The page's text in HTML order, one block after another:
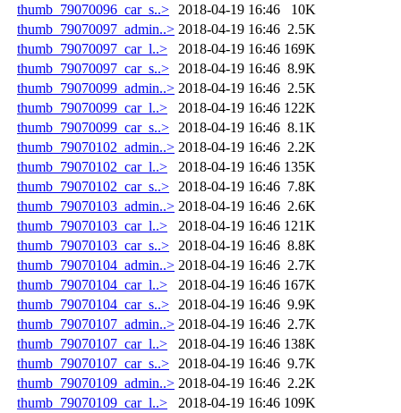
thumb_79070096_car_s..>
2018-04-19 16:46
10K
thumb_79070097_admin..> 2018-04-19 16:46 2.5K
thumb_79070097_car_l..>
2018-04-19 16:46 169K
thumb_79070097_car_s..>
2018-04-19 16:46 8.9K
thumb_79070099_admin..> 2018-04-19 16:46 2.5K
thumb_79070099_car_l..>
2018-04-19 16:46 122K
thumb_79070099_car_s..>
2018-04-19 16:46 8.1K
thumb_79070102_admin..> 2018-04-19 16:46 2.2K
thumb_79070102_car_l..>
2018-04-19 16:46 135K
thumb_79070102_car_s..>
2018-04-19 16:46 7.8K
thumb_79070103_admin..> 2018-04-19 16:46 2.6K
thumb_79070103_car_l..>
2018-04-19 16:46 121K
thumb_79070103_car_s..>
2018-04-19 16:46 8.8K
thumb_79070104_admin..> 2018-04-19 16:46 2.7K
thumb_79070104_car_l..>
2018-04-19 16:46 167K
thumb_79070104_car_s..>
2018-04-19 16:46 9.9K
thumb_79070107_admin..> 2018-04-19 16:46 2.7K
thumb_79070107_car_l..>
2018-04-19 16:46 138K
thumb_79070107_car_s..>
2018-04-19 16:46 9.7K
thumb_79070109_admin..> 2018-04-19 16:46 2.2K
thumb_79070109_car_l..>
2018-04-19 16:46 109K